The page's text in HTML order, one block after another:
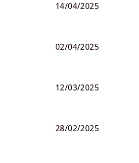
14/04/2025
02/04/2025
12/03/2025
28/02/2025